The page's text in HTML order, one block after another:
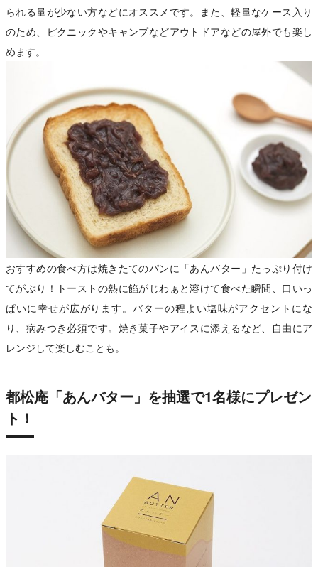
られる量が少ない方などにオススメです。また、軽量なケース入り
のため、ピクニックやキャンプなどアウトドアなどの屋外でも楽し
めます。
おすすめの食べ方は焼きたてのパンに「あんバター」たっぷり付け
てがぶり！トーストの熱に餡がじわぁと溶けて食べた瞬間、口いっ
ぱいに幸せが広がります。バターの程よい塩味がアクセントにな
り、病みつき必須です。焼き菓子やアイスに添えるなど、自由にア
レンジして楽しむことも。
都松庵「あんバター」を抽選で1名様にプレゼン
ト！